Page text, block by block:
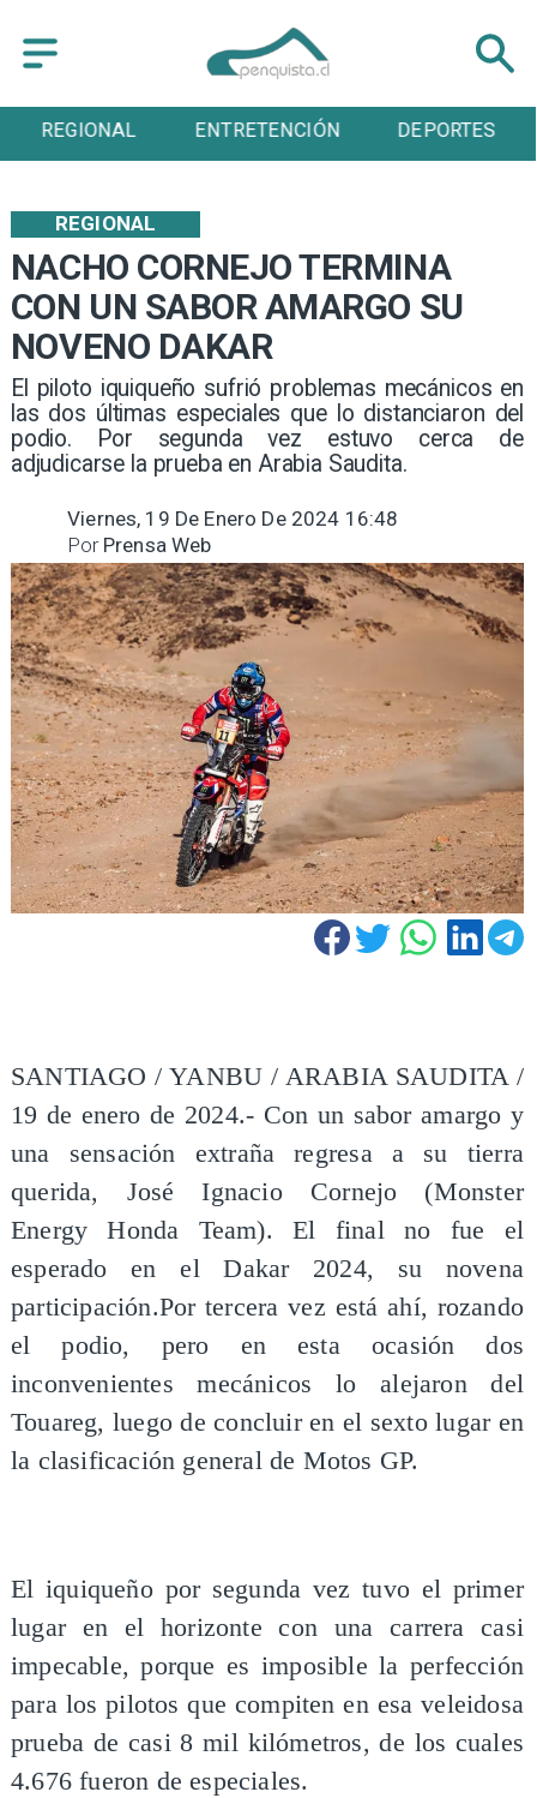
ENTRETENCIÓN DEPORTES CULTURA
NACHO CORNEJO TERMINA
CON UN SABOR AMARGO SU
NOVENO DAKAR
El piloto iquiqueño sufrió problemas mecánicos en
las dos últimas especiales que lo distanciaron del
podio. Por segunda vez estuvo cerca de
adjudicarse la prueba en Arabia Saudita.
REGIONAL
Viernes, 19 De Enero De 2024 16:48
Prensa Web
Por
SANTIAGO / YANBU / ARABIA SAUDITA /
19 de enero de 2024.- Con un sabor amargo y
una sensación extraña regresa a su tierra
querida, José Ignacio Cornejo (Monster
Energy Honda Team). El final no fue el
esperado en el Dakar 2024, su novena
participación.Por tercera vez está ahí, rozando
el podio, pero en esta ocasión dos
inconvenientes mecánicos lo alejaron del
Touareg, luego de concluir en el sexto lugar en
la clasificación general de Motos GP.
El iquiqueño por segunda vez tuvo el primer
lugar en el horizonte con una carrera casi
impecable, porque es imposible la perfección
para los pilotos que compiten en esa veleidosa
prueba de casi 8 mil kilómetros, de los cuales
4.676 fueron de especiales.